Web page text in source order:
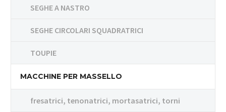
SEGHE A NASTRO
SEGHE CIRCOLARI SQUADRATRICI
TOUPIE
MACCHINE PER MASSELLO
fresatrici, tenonatrici, mortasatrici, torni